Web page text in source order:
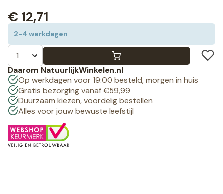
2-4 werkdagen
€ 12,71
Daarom NatuurlijkWinkelen.nl
Op werkdagen voor 19:00 besteld, morgen in huis
Gratis bezorging vanaf €59,99
Duurzaam kiezen, voordelig bestellen
Alles voor jouw bewuste leefstijl